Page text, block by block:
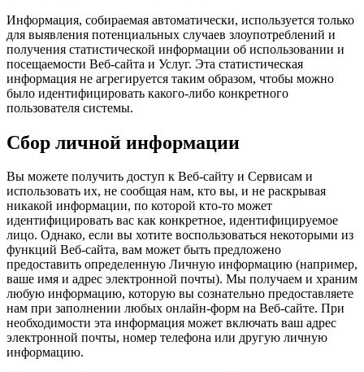
Информация, собираемая автоматически, используется только
для выявления потенциальных случаев злоупотреблений и
получения статистической информации об использовании и
посещаемости Веб-сайта и Услуг. Эта статистическая
информация не агрегируется таким образом, чтобы можно
было идентифицировать какого-либо конкретного
пользователя системы.
Сбор личной информации
Вы можете получить доступ к Веб-сайту и Сервисам и
использовать их, не сообщая нам, кто вы, и не раскрывая
никакой информации, по которой кто-то может
идентифицировать вас как конкретное, идентифицируемое
лицо. Однако, если вы хотите воспользоваться некоторыми из
функций Веб-сайта, вам может быть предложено
предоставить определенную Личную информацию (например,
ваше имя и адрес электронной почты). Мы получаем и храним
любую информацию, которую вы сознательно предоставляете
нам при заполнении любых онлайн-форм на Веб-сайте. При
необходимости эта информация может включать ваш адрес
электронной почты, номер телефона или другую личную
информацию.